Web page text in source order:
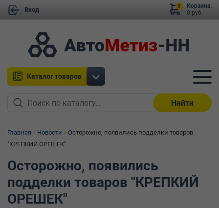
Вход
Корзина:
0 руб.
0
Каталог товаров
Найти
Главная Новости
Осторожно, появились подделки товаров
"КРЕПКИЙ ОРЕШЕК"
Осторожно, появились
подделки товаров "КРЕПКИЙ
ОРЕШЕК"